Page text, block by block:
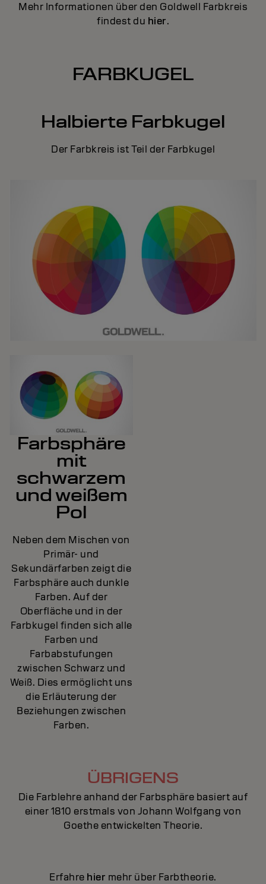
Mehr Informationen über den Goldwell Farbkreis
findest du hier.
FARBKUGEL
Halbierte Farbkugel
Der Farbkreis ist Teil der Farbkugel
Farbsphäre
mit
schwarzem
und weißem
Pol
Neben dem Mischen von
Primär- und
Sekundärfarben zeigt die
Farbsphäre auch dunkle
Farben. Auf der
Oberfläche und in der
Farbkugel finden sich alle
Farben und
Farbabstufungen
zwischen Schwarz und
Weiß. Dies ermöglicht uns
die Erläuterung der
Beziehungen zwischen
Farben.
ÜBRIGENS
Die Farblehre anhand der Farbsphäre basiert auf
einer 1810 erstmals von Johann Wolfgang von
Goethe entwickelten Theorie.
Erfahre hier mehr über Farbtheorie.